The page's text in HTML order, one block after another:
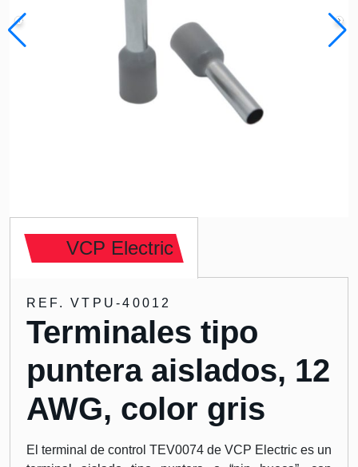
VCP Electric
REF. VTPU-40012
Terminales tipo
puntera aislados, 12
AWG, color gris
El terminal de control TEV0074 de VCP Electric es un